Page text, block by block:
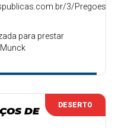
3/Pregoes/
para prestar
DESERTO
DE